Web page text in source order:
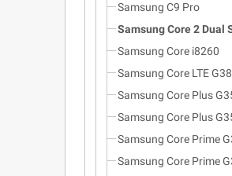
Samsung C9 Pro
Samsung Core 2 Dual
Samsung Core i8260
Samsung Core LTE
Samsung Core Plus
Samsung Core Plus
Samsung Core Prime
Samsung Core Prime